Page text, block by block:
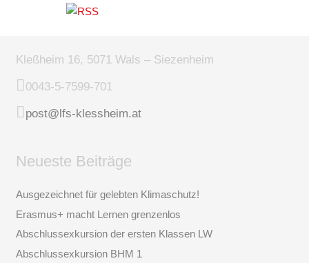
Kleßheim 16, 5071 Wals – Siezenheim
0043-5-7599-701
post@lfs-klessheim.at
Neueste Beiträge
Ausgezeichnet für gelebten Klimaschutz!
Erasmus+ macht Lernen grenzenlos
Abschlussexkursion der ersten Klassen LW
Abschlussexkursion BHM 1